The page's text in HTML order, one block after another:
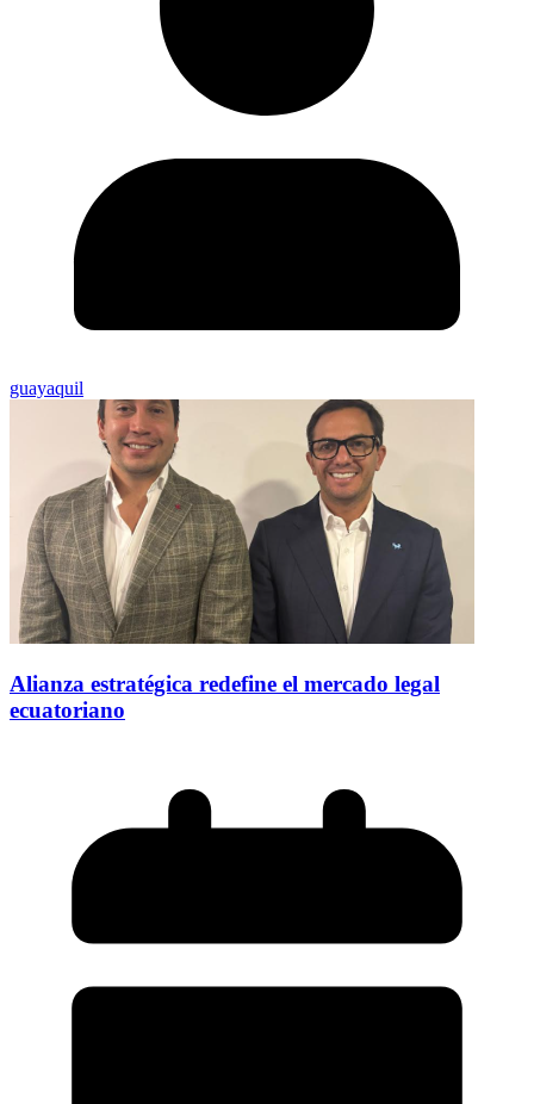
guayaquil
Alianza estratégica redefine el mercado legal
ecuatoriano